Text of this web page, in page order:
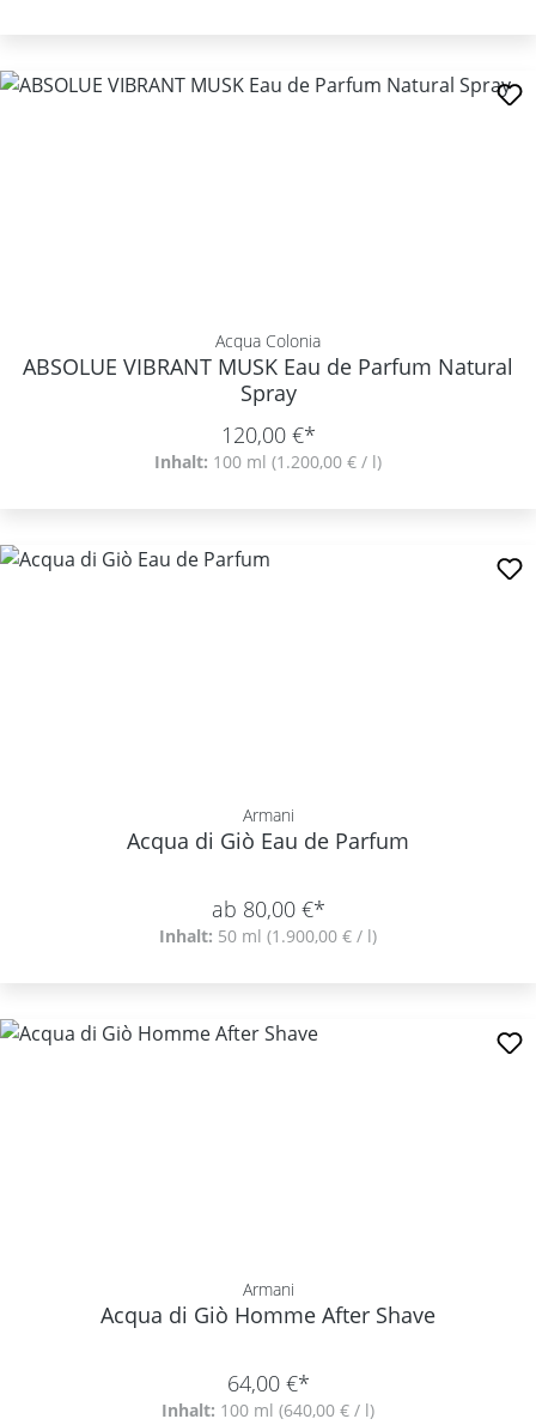
Acqua Colonia
ABSOLUE VIBRANT MUSK Eau de Parfum Natural
Spray
120,00 €*
Inhalt: 100 ml (1.200,00 € / l)
Armani
Acqua di Giò Eau de Parfum
ab 80,00 €*
Inhalt: 50 ml (1.900,00 € / l)
Armani
Acqua di Giò Homme After Shave
64,00 €*
Inhalt: 100 ml (640,00 € / l)